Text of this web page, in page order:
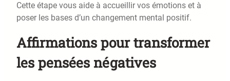
Cette étape vous aide à accueillir vos émotions et à
poser les bases d’un changement mental positif.
Affirmations pour transformer
les pensées négatives